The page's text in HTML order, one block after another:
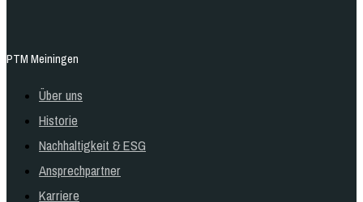
PTM Meiningen
Über uns
Historie
Nachhaltigkeit & ESG
Ansprechpartner
Karriere